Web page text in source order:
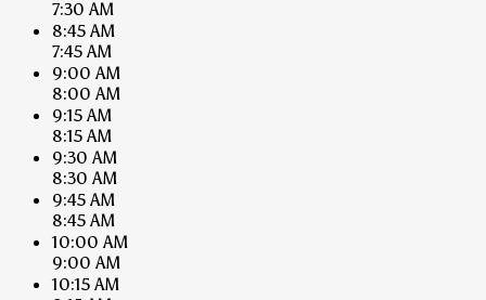
7:30 AM
8:45 AM
7:45 AM
9:00 AM
8:00 AM
9:15 AM
8:15 AM
9:30 AM
8:30 AM
9:45 AM
8:45 AM
10:00 AM
9:00 AM
10:15 AM